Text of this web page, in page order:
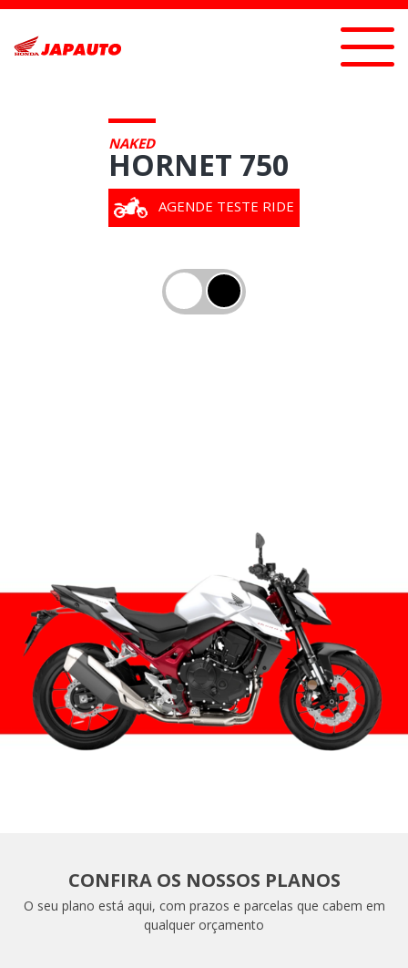
NAKED
HORNET 750
AGENDE TESTE RIDE
CONFIRA OS NOSSOS PLANOS
O seu plano está aqui, com prazos e parcelas que cabem em
qualquer orçamento